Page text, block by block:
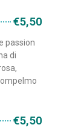
€5,50
passion
di
€5,50